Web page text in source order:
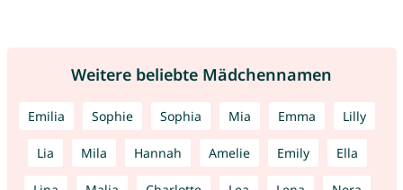
Weitere beliebte Mädchennamen
Emilia Sophie Sophia Mia Emma Lilly
Lia Mila Hannah Amelie Emily Ella